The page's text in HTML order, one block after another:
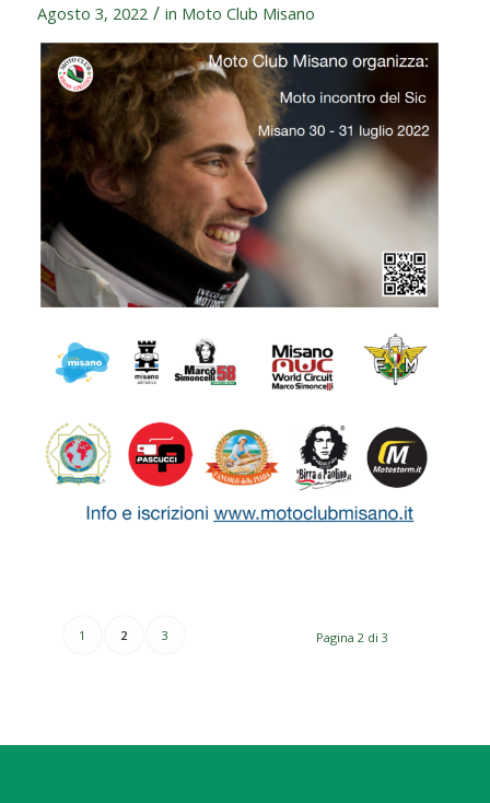
Agosto 3, 2022 / in Moto Club Misano
Pagina 2 di 3
1 2 3